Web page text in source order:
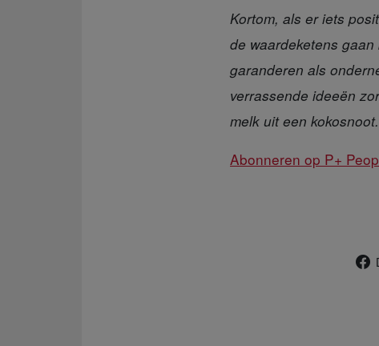
Kortom, als er iets
de waardeketens
garanderen als
verrassende ideeën
melk uit een kokosnoot.
Abonneren op P+